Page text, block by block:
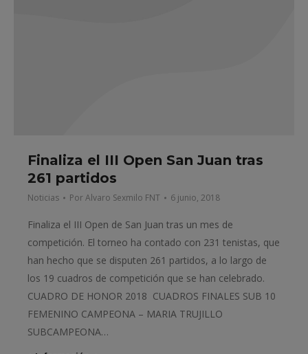
Finaliza el III Open San Juan tras
261 partidos
Noticias PorAlvaro Sexmilo FNT 6 junio, 2018
Finaliza el III Open de San Juan tras un mes de
competición. El torneo ha contado con 231 tenistas, que
han hecho que se disputen 261 partidos, a lo largo de
los 19 cuadros de competición que se han celebrado.
CUADRO DE HONOR 2018 CUADROS FINALES SUB 10
FEMENINO CAMPEONA – MARIA TRUJILLO
SUBCAMPEONA…